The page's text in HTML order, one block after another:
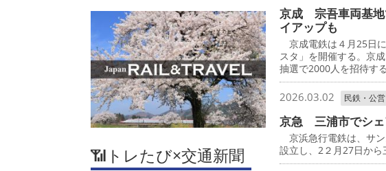
📶トレたび×交通新聞
京成 宗吾車両基
イアップも
京成電鉄は４月25日
スタ」を開催する。京
抽選で2000人を招待する
2026.03.02 民鉄・公
京急 三浦市でシェ
京浜急行電鉄は、サ
設立し、2２月27日から